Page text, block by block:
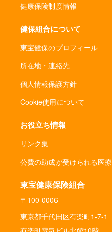
健康保険制度情報
健保組合について
東宝健保のプロフィール
所在地・連絡先
個人情報保護方針
Cookie使用について
お役立ち情報
リンク集
公費の助成が受けられる医療
東宝健康保険組合
〒100-0006
東京都千代田区有楽町1-7-1